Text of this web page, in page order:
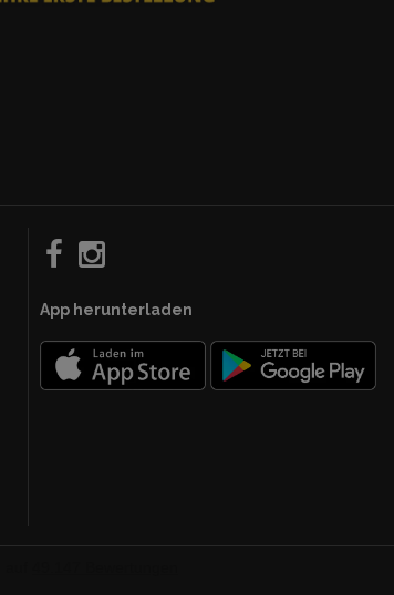
App herunterladen